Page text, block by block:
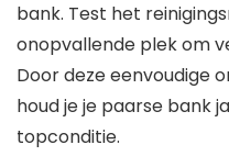
bank. Test het
onopvallende plek om
Door deze eenvoudige
houd je je paarse bank
topconditie.